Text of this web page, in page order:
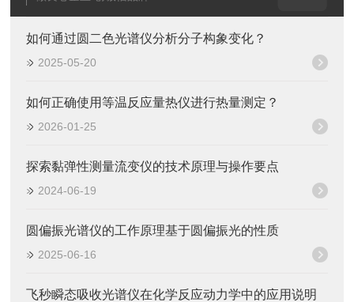
如何通过圆二色光谱仪分析分子构象变化？
2025-05-20
如何正确使用等温反应量热仪进行热量测定？
2026-01-25
探索黏弹性测量流变仪的技术原理与操作要点
2024-06-19
圆偏振光谱仪的工作原理基于圆偏振光的性质
2025-06-16
飞秒瞬态吸收光谱仪在化学反应动力学中的应用说明